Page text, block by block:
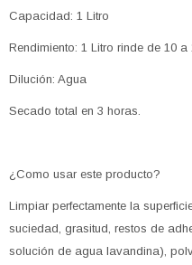
Capacidad: 1 Litro
Rendimiento: 1 Litro rinde de 10
Dilución: Agua
Secado total en 3 horas.
¿Como usar este producto?
Limpiar perfectamente la
suciedad, grasitud, restos de
solución de agua lavandina),